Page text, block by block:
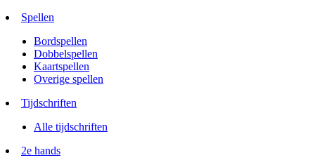
Spellen
Bordspellen
Dobbelspellen
Kaartspellen
Overige spellen
Tijdschriften
Alle tijdschriften
2e hands